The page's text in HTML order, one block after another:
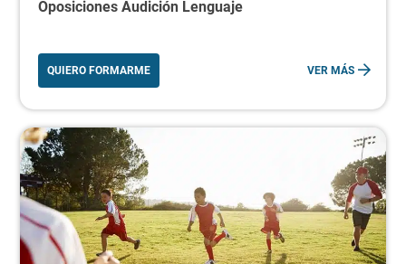
Oposiciones Audición Lenguaje
QUIERO FORMARME VER MÁS